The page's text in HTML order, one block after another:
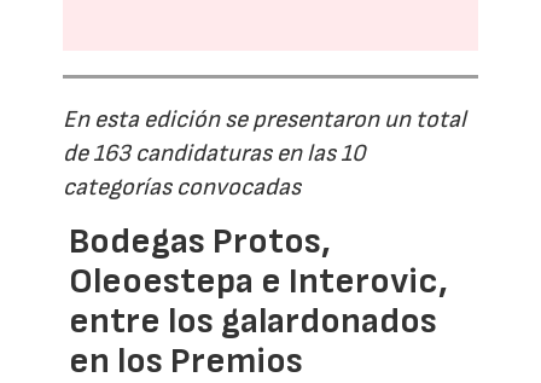
En esta edición se presentaron un total
de 163 candidaturas en las 10
categorías convocadas
Bodegas Protos,
Oleoestepa e Interovic,
entre los galardonados
en los Premios